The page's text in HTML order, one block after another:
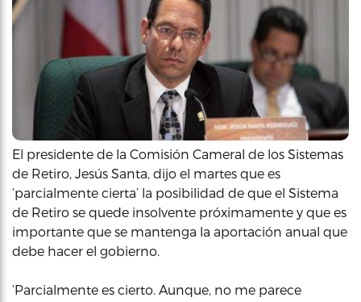
El presidente de la Comisión Cameral de los Sistemas
de Retiro, Jesús Santa, dijo el martes que es
‘parcialmente cierta’ la posibilidad de que el Sistema
de Retiro se quede insolvente próximamente y que es
importante que se mantenga la aportación anual que
debe hacer el gobierno.
‘Parcialmente es cierto. Aunque, no me parece